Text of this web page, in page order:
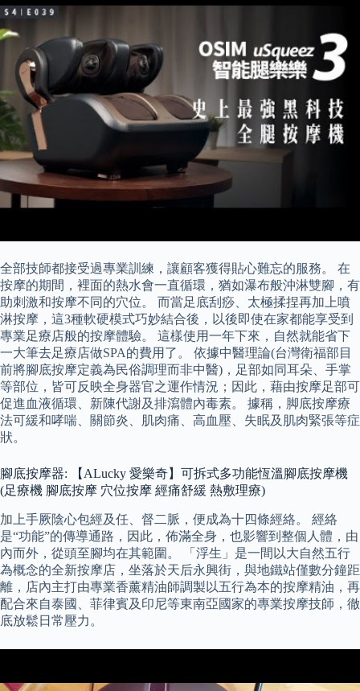
全部技師都接受過專業訓練，讓顧客獲得貼心難忘的服務。 在
按摩的期間，裡面的熱水會一直循環，猶如瀑布般沖淋雙腳，有
助刺激和按摩不同的穴位。 而當足底刮痧、太極揉捏再加上噴
淋按摩，這3種軟硬模式巧妙結合後，以後即使在家都能享受到
專業足療店般的按摩體驗。 這樣使用一年下來，自然就能省下
一大筆去足療店做SPA的費用了。 依據中醫理論(台灣衛福部目
前將腳底按摩定義為民俗調理而非中醫)，足部如同耳朵、手掌
等部位，皆可反映全身器官之運作情況；因此，藉由按摩足部可
促進血液循環、新陳代謝及排瀉體內毒素。 據稱，脚底按摩療
法可緩和哮喘、關節炎、肌肉痛、高血壓、失眠及肌肉緊張等症
狀。
腳底按摩器: 【ALucky 愛樂奇】可拆式多功能恆溫腳底按摩機
(足療機 腳底按摩 穴位按摩 經痛舒緩 熱敷理療)
加上手厥陰心包經及任、督二脈，便成為十四條經絡。 經絡
是“功能”的傳導通路，因此，佈滿全身，也影響到整個人體，由
內而外，從頭至腳均在其範圍。 「浮生」是一間以大自然五行
為概念的全新按摩店，坐落於天后永興街，與地鐵站僅數分鐘距
離，店內主打由專業香薰精油師調製以五行為本的按摩精油，再
配合來自泰國、菲律賓及印尼等東南亞國家的專業按摩技師，徹
底放鬆日常壓力。